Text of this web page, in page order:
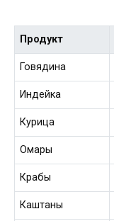
Продукт
Говядина
Индейка
Курица
Омары
Крабы
Каштаны